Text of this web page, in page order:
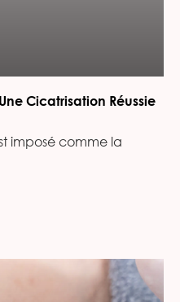
Cicatrisation Réussie
imposé comme la